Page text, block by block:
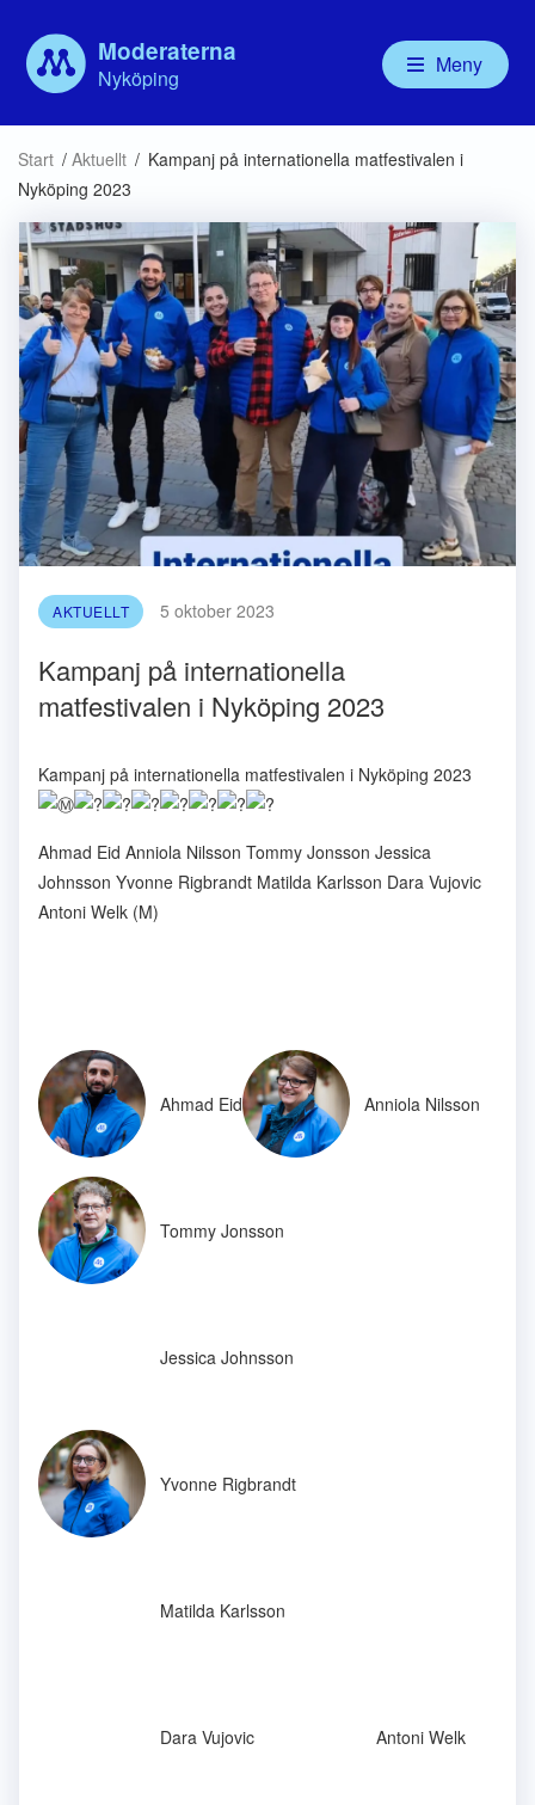
Moderaterna
Nyköping
Kommunfullmäktige
Kommunstyrelsen
Nämnder
Bolagsstyrelser
Debatt
Valbudskap
Meny
Start / Aktuellt / Kampanj på internationella matfestivalen i
Nyköping 2023
AKTUELLT 5 oktober 2023
Kampanj på internationella
matfestivalen i Nyköping 2023
Kampanj på internationella matfestivalen i Nyköping 2023
Ahmad Eid Anniola Nilsson Tommy Jonsson Jessica
Johnsson Yvonne Rigbrandt Matilda Karlsson Dara Vujovic
Antoni Welk (M)
Ahmad Eid Anniola Nilsson
Tommy Jonsson
Jessica Johnsson
Yvonne Rigbrandt
Matilda Karlsson
Dara Vujovic Antoni Welk